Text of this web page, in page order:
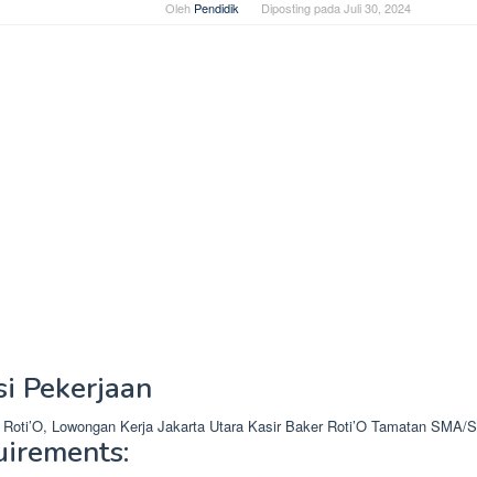
Oleh Pendidik Diposting pada Juli 30, 2024
Pekerjaan
Lowongan Kerja Jakarta Utara Kasir Baker Roti’O Tamatan SMA/